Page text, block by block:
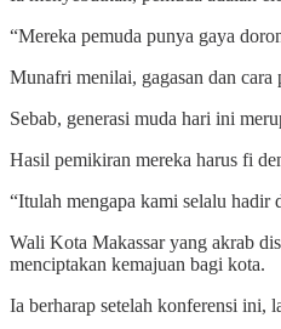
“Mereka pemuda punya gaya
Munafri menilai, gagasan dan cara
Sebab, generasi muda hari ini
Hasil pemikiran mereka harus fi
“Itulah mengapa kami selalu hadir
Wali Kota Makassar yang akrab
menciptakan kemajuan bagi kota.
Ia berharap setelah konferensi ini,